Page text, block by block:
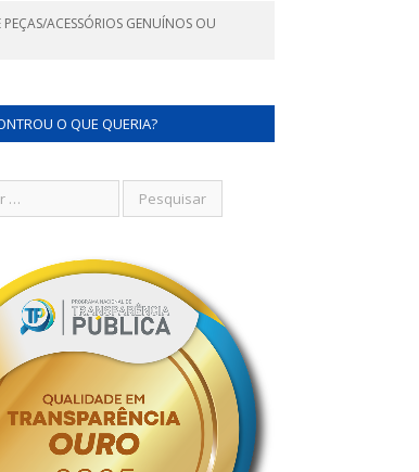
ACESSÓRIOS GENUÍNOS OU
O QUE QUERIA?